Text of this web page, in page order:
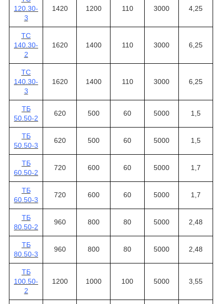
120.30-
3
1420 1200 110 3000 4,25
ТС
140.30-
2
1620 1400 110 3000 6,25
ТС
140.30-
3
1620 1400 110 3000 6,25
ТБ
50.50-2
620 500 60 5000 1,5
ТБ
50.50-3
620 500 60 5000 1,5
ТБ
60.50-2
720 600 60 5000 1,7
ТБ
60.50-3
720 600 60 5000 1,7
ТБ
80.50-2
960 800 80 5000 2,48
ТБ
80.50-3
960 800 80 5000 2,48
ТБ
100.50-
2
1200 1000 100 5000 3,55